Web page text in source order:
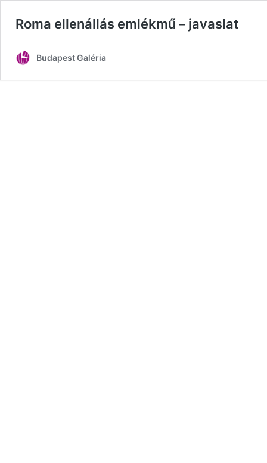
Roma ellenállás emlékmű – javaslat
Budapest Galéria